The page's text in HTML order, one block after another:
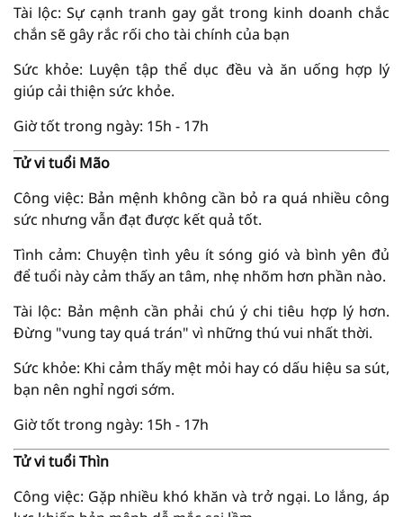
Tài lộc: Sự cạnh tranh gay gắt trong kinh doanh chắc
chắn sẽ gây rắc rối cho tài chính của bạn
Sức khỏe: Luyện tập thể dục đều và ăn uống hợp lý
giúp cải thiện sức khỏe.
Giờ tốt trong ngày: 15h - 17h
Tử vi tuổi Mão
Công việc: Bản mệnh không cần bỏ ra quá nhiều công
sức nhưng vẫn đạt được kết quả tốt.
Tình cảm: Chuyện tình yêu ít sóng gió và bình yên đủ
để tuổi này cảm thấy an tâm, nhẹ nhõm hơn phần nào.
Tài lộc: Bản mệnh cần phải chú ý chi tiêu hợp lý hơn.
Đừng "vung tay quá trán" vì những thú vui nhất thời.
Sức khỏe: Khi cảm thấy mệt mỏi hay có dấu hiệu sa sút,
bạn nên nghỉ ngơi sớm.
Giờ tốt trong ngày: 15h - 17h
Tử vi tuổi Thìn
Công việc: Gặp nhiều khó khăn và trở ngại. Lo lắng, áp